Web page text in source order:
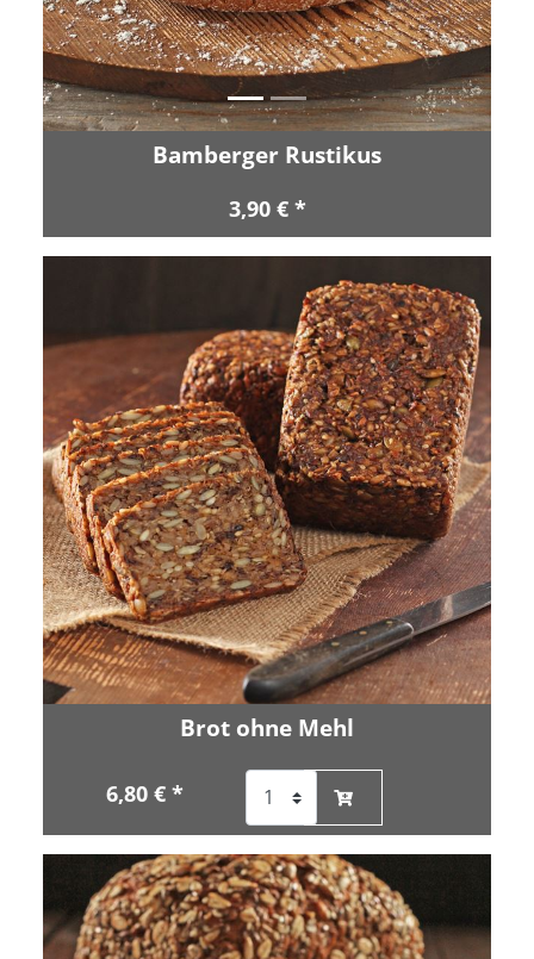
Bamberger Rustikus
3,90 € *
Brot ohne Mehl
6,80 € *